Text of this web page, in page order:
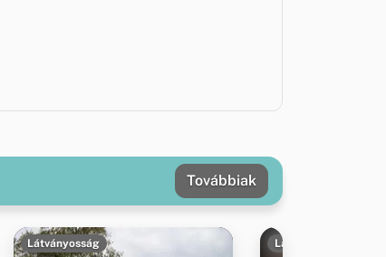
Továbbiak
Látványosság Látványosság